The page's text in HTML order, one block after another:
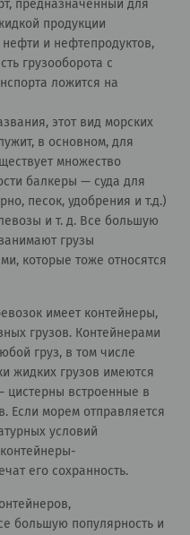
предназначенный для
продукции
и нефтепродуктов,
грузооборота с
ложится на
этот вид морских
в основном, для
множество
балкеры — суда для
песок, удобрения и т.д.)
и т. д. Все большую
грузы
которые тоже относятся
имеет контейнеры,
грузов. Контейнерами
груз, в том числе
жидких грузов имеются
цистерны встроенные в
Если морем отправляется
условий
его сохранность.
большую популярность и